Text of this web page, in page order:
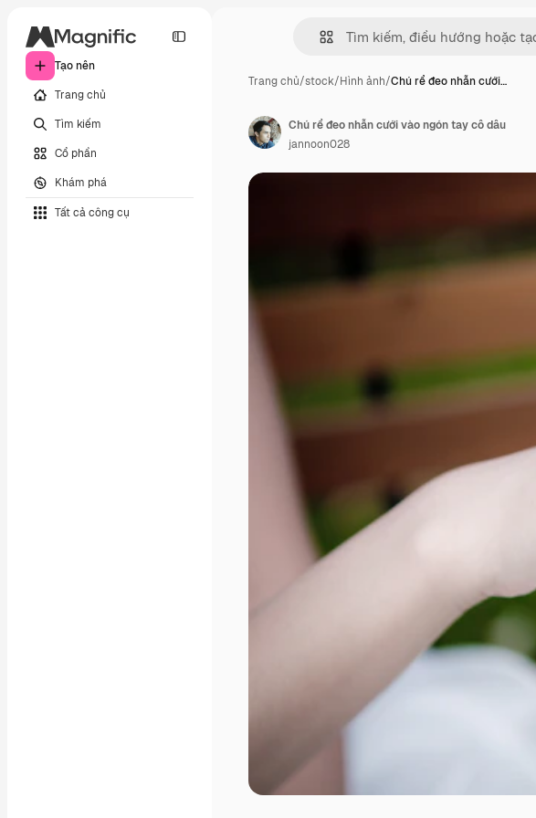
Tạo nên
Trang chủ
Tìm kiếm
Cổ phần
Khám phá
Tất cả công cụ
Trang chủ/stock/Hình ảnh/Chú rể đeo nhẫn cưới…
Chú rể đeo nhẫn cưới vào ngón tay cô dâu
jannoon028